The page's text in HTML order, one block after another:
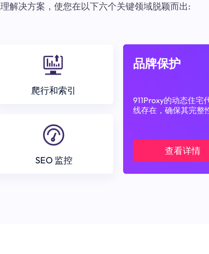
解决方案，使您在以下六个关键领域脱颖而出:
爬行和索引
SEO 监控
品牌保护
911Proxy的动态住宅
线存在，确保其完整
查看详情